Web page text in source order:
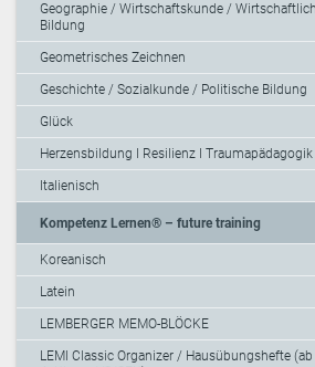
Geographie / Wirtschaftskunde /
Bildung
Geometrisches Zeichnen
Geschichte / Sozialkunde / Politische Bildung
Glück
Herzensbildung I Resilienz I Traumapädagogik
Italienisch
Kompetenz Lernen® – future training
Koreanisch
Latein
LEMBERGER MEMO-BLÖCKE
LEMI Classic Organizer / Hausübungshefte